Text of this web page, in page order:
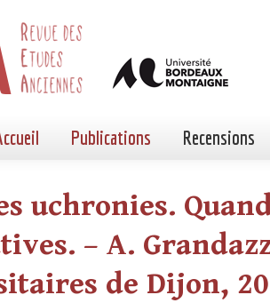
Publications Recensions
uchronies.
– A.
de Dijon,